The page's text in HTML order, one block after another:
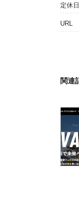
定休日
URL
関連